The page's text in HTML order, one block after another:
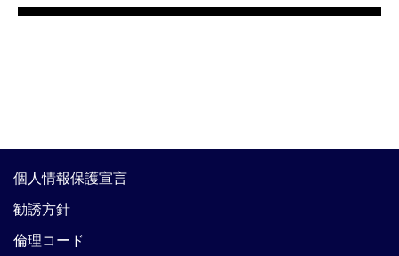
個人情報保護宣言
勧誘方針
倫理コード